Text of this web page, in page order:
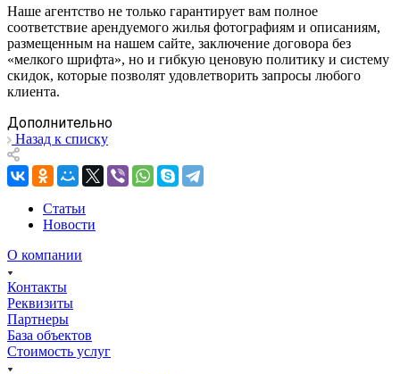
Наше агентство не только гарантирует вам полное
соответствие арендуемого жилья фотографиям и описаниям,
размещенным на нашем сайте, заключение договора без
«мелкого шрифта», но и гибкую ценовую политику и систему
скидок, которые позволят удовлетворить запросы любого
клиента.
Дополнительно
Назад к списку
Статьи
Новости
О компании
Контакты
Реквизиты
Партнеры
База объектов
Стоимость услуг